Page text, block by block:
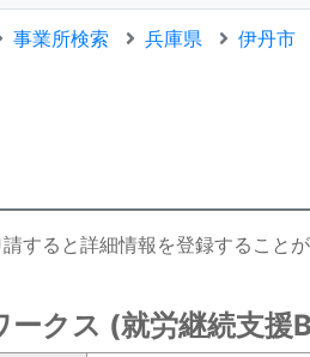
事業所検索 兵庫県 伊丹市
すると詳細情報を登録することが
ークス (就労継続支援